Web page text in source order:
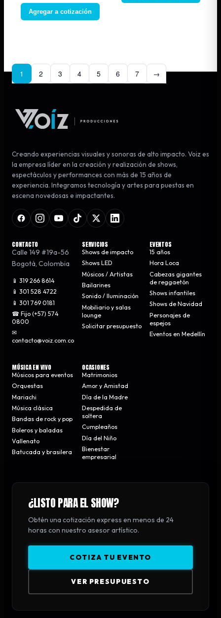
Agregar a cotización
1 2 3 4 5 6 7 →
Creando experiencias visuales y sonoras de alto impacto. Voiz es
la empresa líder en la creación y realización de shows,
espectáculos y performances con más de 15 años de
experiencia. Integramos tecnología y artes para puestas en
escena novedosas e impactantes.
CONTACTO
Calle 149 #19a-56
Bogotá, Colombia
📱 319 266 8614
📱 301 528 4722
📱 301 769 0181
☎ Fijo (+57) 574
0800
✉
contacto@voiz.com.co
SERVICIOS
Shows de impacto
Shows LED
Músicos / Artistas
Bailarines
Sonido / Iluminación
Mobiliario y salas
lounge
Solicitar presupuesto
EVENTOS
15 años
Hora Loca
Cabezas gigantes
de reggaetón
Shows infantiles
Shows de Navidad
Personajes de
espejos
Eventos en Medellín
MÚSICA EN VIVO
Músicos para eventos
Orquestas
Mariachi
Música clásica
Bandas de rock y pop
Boleros y baladas
Vallenato
Batucada y brasilera
OCASIONES
Matrimonios
Amor y Amistad
Día de la Madre
Despedida de
soltera
Cumpleaños
Día del Niño
Bienestar
empresarial
¿LISTO PARA EL SHOW?
Obtén una cotización express en menos de 24
horas con nuestro asesor artístico.
COTIZA TU EVENTO
VER PRESUPUESTO